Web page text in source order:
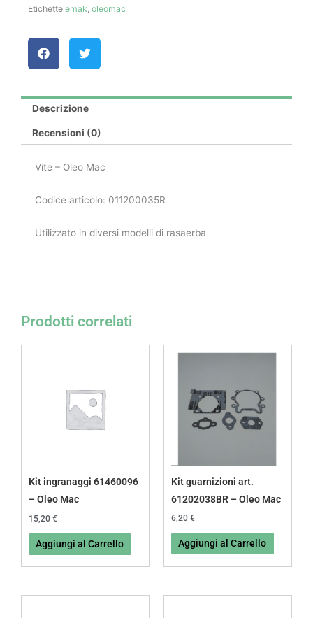
Etichette emak, oleomac
Descrizione
Recensioni (0)
Vite – Oleo Mac
Codice articolo: 011200035R
Utilizzato in diversi modelli di rasaerba
Prodotti correlati
Kit ingranaggi 61460096
– Oleo Mac
15,20 €
Aggiungi al Carrello
Kit guarnizioni art.
61202038BR – Oleo Mac
6,20 €
Aggiungi al Carrello